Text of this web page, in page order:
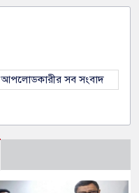
আপলোডকারীর সব সংবাদ